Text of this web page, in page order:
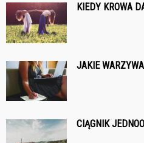
KIEDY KROWA
JAKIE
CIĄGNIK